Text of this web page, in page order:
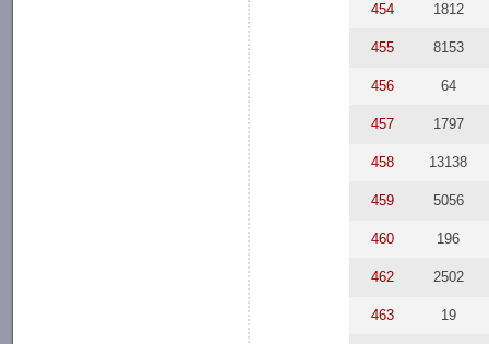
454 1812
455 8153
456 64
457 1797
458 13138
459 5056
460 196
462 2502
463 19